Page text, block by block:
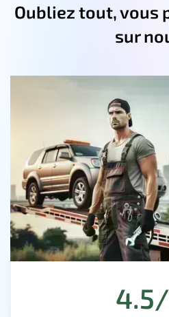
Oubliez tout, vous
sur